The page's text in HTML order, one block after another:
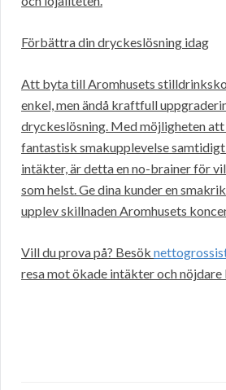
Förbättra din dryckeslösning idag
Att byta till Aromhusets
enkel, men ändå kraftfull
dryckeslösning. Med möjligheten att
fantastisk smakupplevelse
intäkter, är detta en no-brainer för
som helst. Ge dina kunder en
upplev skillnaden Aromhusets
Vill du prova på? Besök
resa mot ökade intäkter och nöjdare